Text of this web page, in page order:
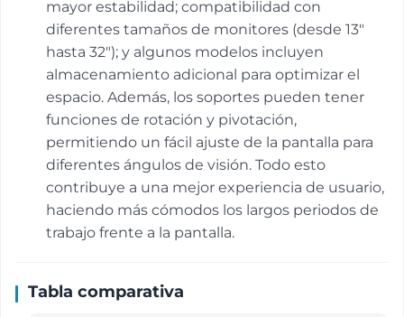
mayor estabilidad; compatibilidad con
diferentes tamaños de monitores (desde 13"
hasta 32"); y algunos modelos incluyen
almacenamiento adicional para optimizar el
espacio. Además, los soportes pueden tener
funciones de rotación y pivotación,
permitiendo un fácil ajuste de la pantalla para
diferentes ángulos de visión. Todo esto
contribuye a una mejor experiencia de usuario,
haciendo más cómodos los largos periodos de
trabajo frente a la pantalla.
Tabla comparativa